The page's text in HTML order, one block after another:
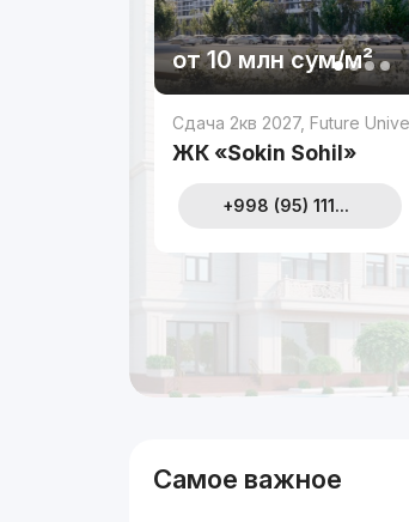
от10 млн сум/м²
Сдача 2кв 2027, Future
ЖК «Sokin Sohil»
+998 (95) 111...
Самое важное